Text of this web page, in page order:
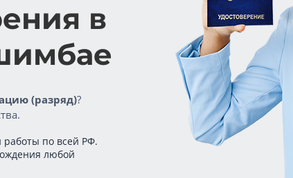
в
(разряд)?
работы по всей РФ.
любой